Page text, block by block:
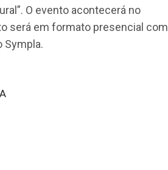
O evento acontecerá no
será em formato presencial com
Sympla.